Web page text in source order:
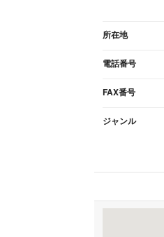
所在地
電話番号
FAX番号
ジャンル